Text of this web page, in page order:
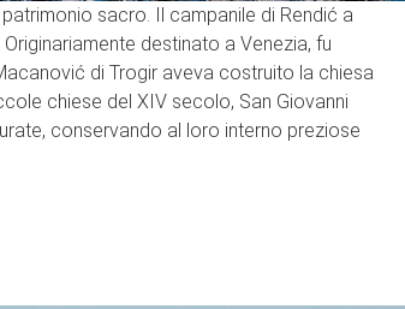
sacro. Il campanile di Rendić a
destinato a Venezia, fu
di Trogir aveva costruito la chiesa
chiese del XIV secolo, San Giovanni
conservando al loro interno preziose